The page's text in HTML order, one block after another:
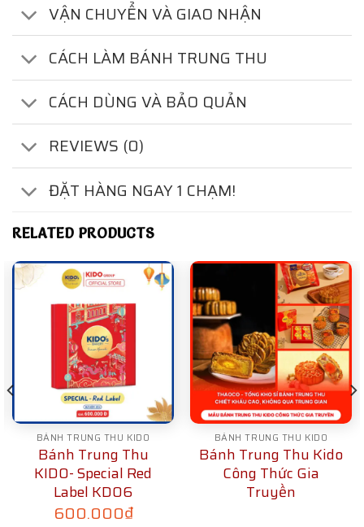
VẬN CHUYỂN VÀ GIAO NHẬN
CÁCH LÀM BÁNH TRUNG THU
CÁCH DÙNG VÀ BẢO QUẢN
REVIEWS (0)
ĐẶT HÀNG NGAY 1 CHẠM!
RELATED PRODUCTS
BÁNH TRUNG THU KIDO
Bánh Trung Thu
KIDO- Special Red
Label KD06
600.000₫
BÁNH TRUNG THU KIDO
Bánh Trung Thu Kido
Công Thức Gia
Truyền